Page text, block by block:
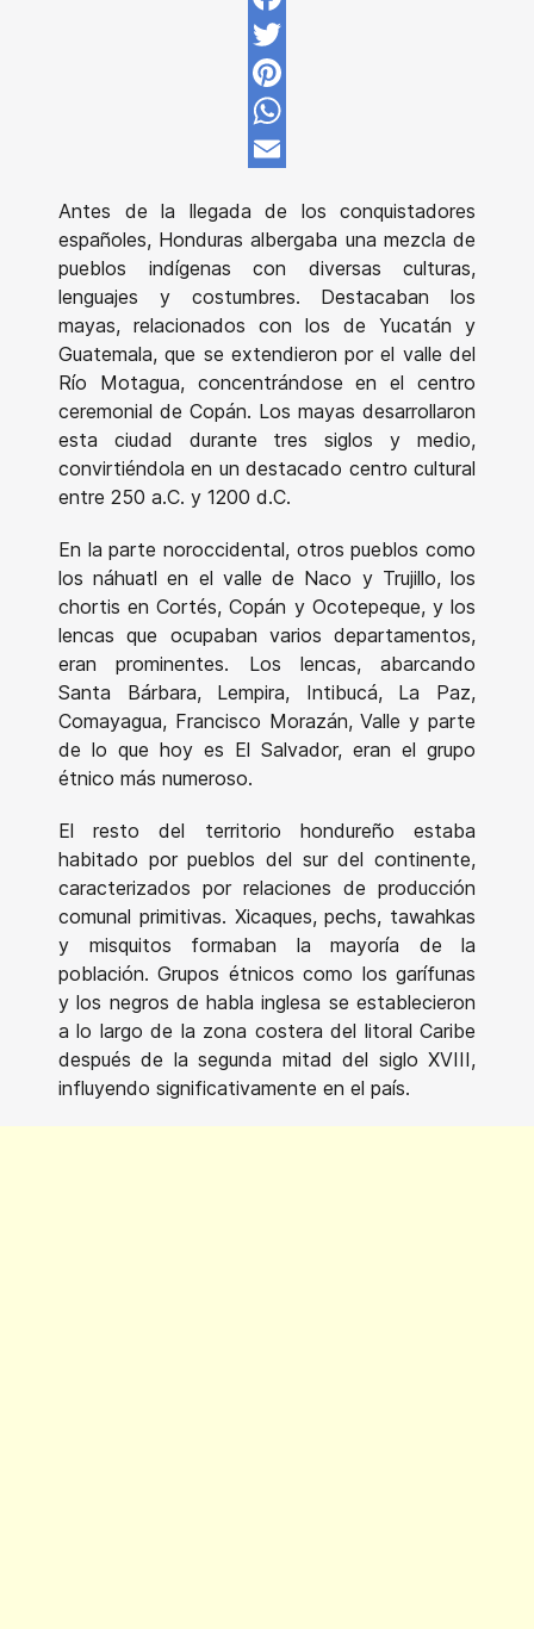
Facebook
Twitter
Pinterest
WhatsApp
Antes de la llegada de los conquistadores
españoles, Honduras albergaba una mezcla de
pueblos indígenas con diversas culturas,
lenguajes y costumbres. Destacaban los
mayas, relacionados con los de Yucatán y
Guatemala, que se extendieron por el valle del
Río Motagua, concentrándose en el centro
ceremonial de Copán. Los mayas desarrollaron
esta ciudad durante tres siglos y medio,
convirtiéndola en un destacado centro cultural
entre 250 a.C. y 1200 d.C.
En la parte noroccidental, otros pueblos como
los náhuatl en el valle de Naco y Trujillo, los
chortis en Cortés, Copán y Ocotepeque, y los
lencas que ocupaban varios departamentos,
eran prominentes. Los lencas, abarcando
Santa Bárbara, Lempira, Intibucá, La Paz,
Comayagua, Francisco Morazán, Valle y parte
de lo que hoy es El Salvador, eran el grupo
étnico más numeroso.
El resto del territorio hondureño estaba
habitado por pueblos del sur del continente,
caracterizados por relaciones de producción
comunal primitivas. Xicaques, pechs, tawahkas
y misquitos formaban la mayoría de la
población. Grupos étnicos como los garífunas
y los negros de habla inglesa se establecieron
a lo largo de la zona costera del litoral Caribe
después de la segunda mitad del siglo XVIII,
influyendo significativamente en el país.